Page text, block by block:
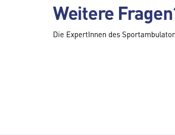
Weitere
Die ExpertInnen des